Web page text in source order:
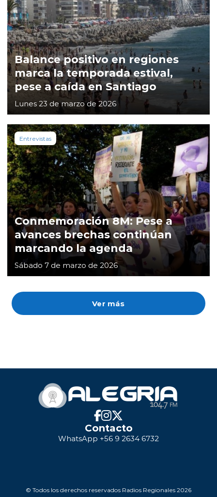
Ver más
Balance positivo en regiones
marca la temporada estival,
pese a caída en Santiago
Lunes 23 de marzo de 2026
Entrevistas
Conmemoración 8M: Pese a
avances brechas continúan
marcando la agenda
Sábado 7 de marzo de 2026
Contacto
WhatsApp +56 9 2634 6732
© Todos los derechos reservados Radios Regionales 2026